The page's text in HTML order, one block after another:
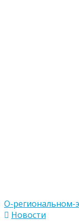
О-региональном-
Новости